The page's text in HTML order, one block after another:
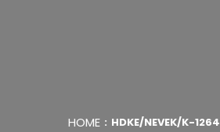
HOME HDKE/NEVEK/K-1264